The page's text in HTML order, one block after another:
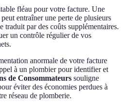
fléau pour votre facture. Une
entraîner une perte de plusieurs
traduit par des coûts supplémentaires.
un contrôle régulier de vos
anormale de votre facture
à un plombier pour identifier et
de Consommateurs souligne
éviter des économies perdues à
réseau de plomberie.